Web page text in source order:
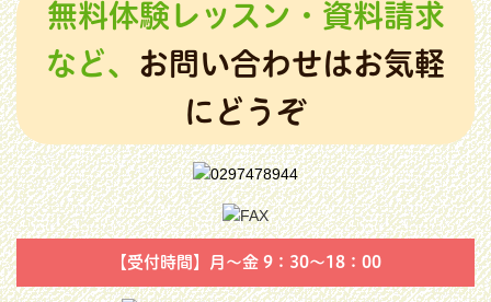
無料体験レッスン・資料請求
など、 お問い合わせはお気軽
にどうぞ
【受付時間】月～金 9：30～18：00